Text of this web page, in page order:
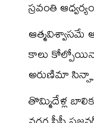
స్రవంతి
ఆత్మవిశ్వాసమే
కాలు
అరుణిమా
తొమ్మిదేళ్ల